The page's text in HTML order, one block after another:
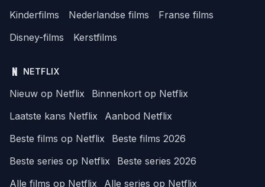
Kinderfilms
Nederlandse films
Franse films
Disney-films
Kerstfilms
NETFLIX
Nieuw op Netflix
Binnenkort op Netflix
Laatste kans Netflix
Aanbod Netflix
Beste films op Netflix
Beste films 2026
Beste series op Netflix
Beste series 2026
Alle films op Netflix
Alle series op Netflix